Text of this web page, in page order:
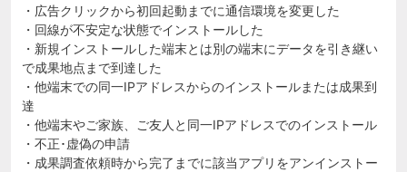
・広告クリックから初回起動までに通信環境を変更した
・回線が不安定な状態でインストールした
・新規インストールした端末とは別の端末にデータを引き継い
で成果地点まで到達した
・他端末での同一IPアドレスからのインストールまたは成果到
達
・他端末やご家族、ご友人と同一IPアドレスでのインストール
・不正･虚偽の申請
・成果調査依頼時から完了までに該当アプリをアンインストー